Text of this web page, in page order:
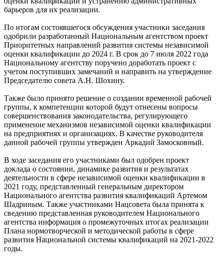
барьеров для их реализации.
По итогам состоявшегося обсуждения участники заседания
одобрили разработанный Национальным агентством проект
Приоритетных направлений развития системы независимой
оценки квалификации до 2024 г. В срок до 7 июля 2022 года
Национальному агентству поручено доработать проект с
учетом поступивших замечаний и направить на утверждение
Председателю совета А.Н. Шохину.
Также было принято решение о создании временной рабочей
группы, к компетенции которой будут отнесены вопросы
совершенствования законодательства, регулирующего
применение механизмов независимой оценки квалификации
на предприятиях и организациях. В качестве руководителя
данной рабочей группы утвержден Аркадий Замосковный.
В ходе заседания его участниками был одобрен проект
доклада о состоянии, динамике развития и результатах
деятельности в сфере независимой оценки квалификации в
2021 году, представленный генеральным директором
Национального агентства развития квалификаций Артемом
Шадриным. Также участниками Нацсовета была принята к
сведению представленная руководителем Национального
агентства информация о промежуточных итогах реализации
Плана нормотворческой и методической работы в сфере
развития Национальной системы квалификаций на 2021-2022
годы.